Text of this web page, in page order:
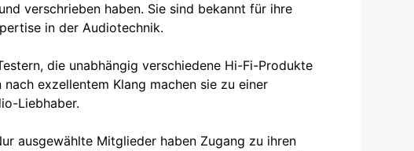
verschrieben haben. Sie sind bekannt für ihre
in der Audiotechnik.
die unabhängig verschiedene Hi-Fi-Produkte
exzellentem Klang machen sie zu einer
Liebhaber.
ausgewählte Mitglieder haben Zugang zu ihren